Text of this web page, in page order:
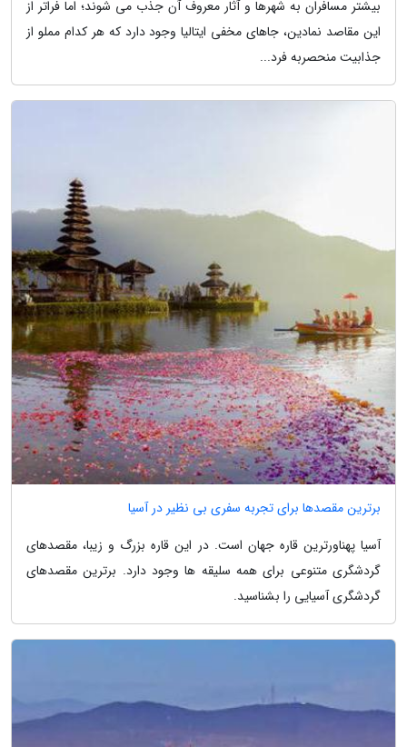
بیشتر مسافران به شهرها و آثار معروف آن جذب می شوند؛ اما فراتر از
این مقاصد نمادین، جاهای مخفی ایتالیا وجود دارد که هر کدام مملو از
جذابیت منحصربه فرد...
برترین مقصدها برای تجربه سفری بی نظیر در آسیا
آسیا پهناورترین قاره جهان است. در این قاره بزرگ و زیبا، مقصدهای
گردشگری متنوعی برای همه سلیقه ها وجود دارد. برترین مقصدهای
گردشگری آسیایی را بشناسید.